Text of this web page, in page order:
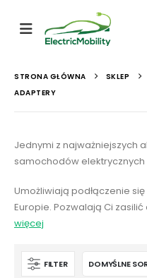
STRONA GŁÓWNA SKLEP
ADAPTERY
Jednymi z najważniejszych
samochodów
Umożliwiają podłączenie
Europie. Pozwalają Ci
więcej
FILTER